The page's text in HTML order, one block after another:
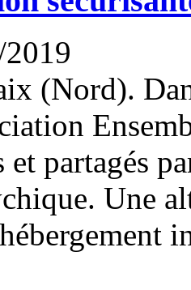
(Nord).
et partagés
Une